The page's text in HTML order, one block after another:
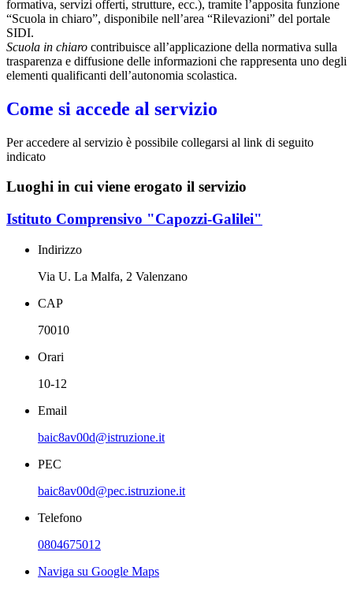
formativa, servizi offerti, strutture, ecc.), tramite l’apposita funzione
“Scuola in chiaro”, disponibile nell’area “Rilevazioni” del portale
SIDI.
Scuola in chiaro contribuisce all’applicazione della normativa sulla
trasparenza e diffusione delle informazioni che rappresenta uno degli
elementi qualificanti dell’autonomia scolastica.
Come si accede al servizio
Per accedere al servizio è possibile collegarsi al link di seguito
indicato
Luoghi in cui viene erogato il servizio
Istituto Comprensivo "Capozzi-Galilei"
Indirizzo
Via U. La Malfa, 2 Valenzano
CAP
70010
Orari
10-12
Email
baic8av00d@istruzione.it
PEC
baic8av00d@pec.istruzione.it
Telefono
0804675012
Naviga su Google Maps